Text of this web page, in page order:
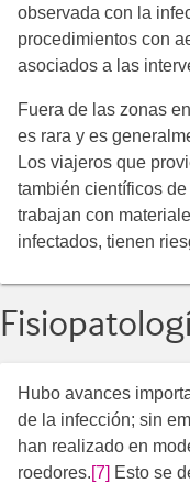
observada con la
procedimientos con
asociados a las
Fuera de las zonas
es rara y es
Los viajeros que
también científicos
trabajan con
infectados, tienen
Hubo avances
de la infección; sin
han realizado en
roedores.[7] Esto se